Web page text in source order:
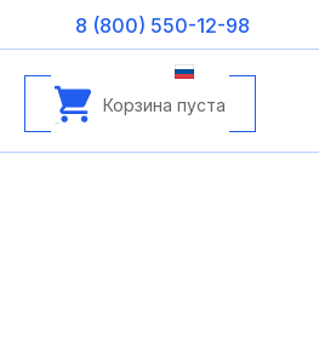
8 (800) 550-12-98
Корзина пуста